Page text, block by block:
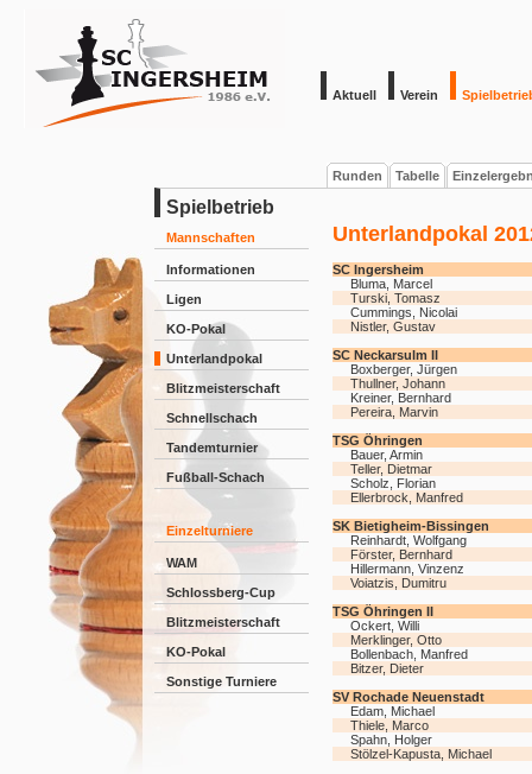
Aktuell Verein
Runden Tabelle
Spielbetrieb
Mannschaften
Informationen
Ligen
KO-Pokal
Unterlandpokal
Blitzmeisterschaft
Schnellschach
Tandemturnier
Fußball-Schach
Einzelturniere
WAM
Schlossberg-Cup
Blitzmeisterschaft
KO-Pokal
Sonstige Turniere
Unterlandpokal
SC Ingersheim
Bluma, Marcel
Turski, Tomasz
Cummings, Nicolai
Nistler, Gustav
SC Neckarsulm II
Boxberger, Jürgen
Thullner, Johann
Kreiner, Bernhard
Pereira, Marvin
TSG Öhringen
Bauer, Armin
Teller, Dietmar
Scholz, Florian
Ellerbrock, Manfred
SK Bietigheim-Bissingen
Reinhardt, Wolfgang
Förster, Bernhard
Hillermann, Vinzenz
Voiatzis, Dumitru
TSG Öhringen II
Ockert, Willi
Merklinger, Otto
Bollenbach, Manfred
Bitzer, Dieter
SV Rochade Neuenstadt
Edam, Michael
Thiele, Marco
Spahn, Holger
Stölzel-Kapusta, Michael